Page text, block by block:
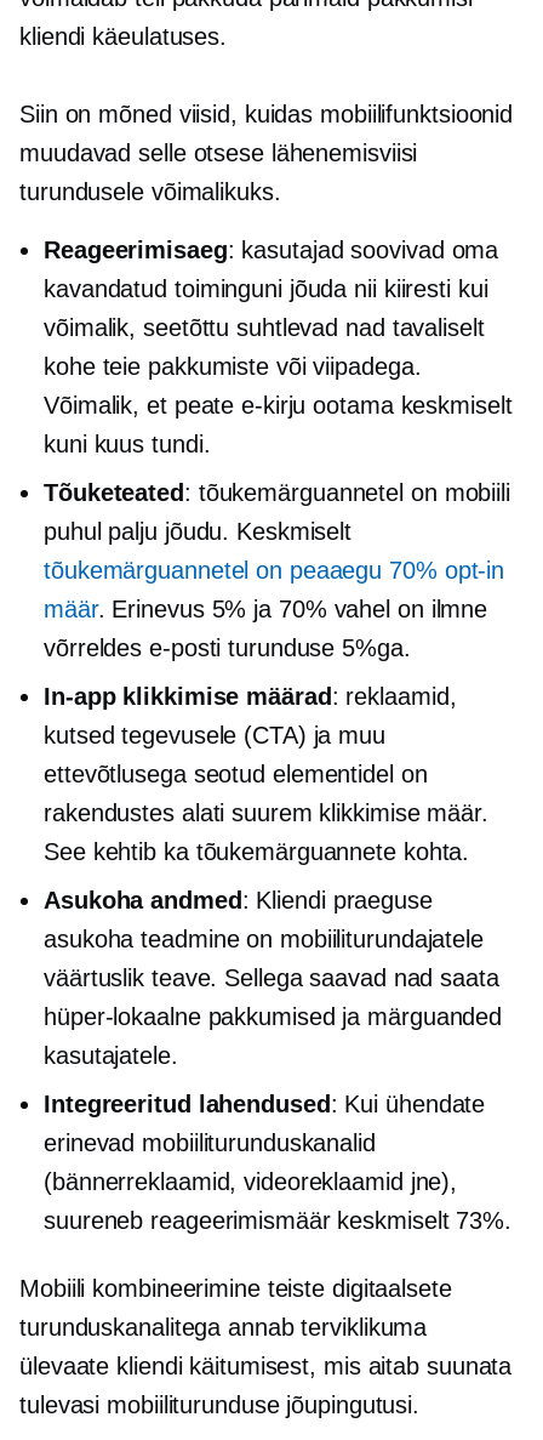
kliendi käeulatuses.
Siin on mõned viisid, kuidas mobiilifunktsioonid
muudavad selle otsese lähenemisviisi
turundusele võimalikuks.
Reageerimisaeg: kasutajad soovivad oma
kavandatud toiminguni jõuda nii kiiresti kui
võimalik, seetõttu suhtlevad nad tavaliselt
kohe teie pakkumiste või viipadega.
Võimalik, et peate e-kirju ootama keskmiselt
kuni kuus tundi.
Tõuketeated: tõukemärguannetel on mobiili
puhul palju jõudu. Keskmiselt
tõukemärguannetel on peaaegu 70% opt-in
määr. Erinevus 5% ja 70% vahel on ilmne
võrreldes e-posti turunduse 5%ga.
In-appklikkimise määrad: reklaamid,
kutsed tegevusele (CTA) ja muu
ettevõtlusega seotud elementidel on
rakendustes alati suurem klikkimise määr.
See kehtib ka tõukemärguannete kohta.
Asukoha andmed: Kliendi praeguse
asukoha teadmine on mobiiliturundajatele
väärtuslik teave. Sellega saavad nad saata
hüper-lokaalnepakkumised ja märguanded
kasutajatele.
Integreeritud lahendused: Kui ühendate
erinevad mobiiliturunduskanalid
(bännerreklaamid, videoreklaamid jne),
suureneb reageerimismäär keskmiselt 73%.
Mobiili kombineerimine teiste digitaalsete
turunduskanalitega annab terviklikuma
ülevaate kliendi käitumisest, mis aitab suunata
tulevasi mobiiliturunduse jõupingutusi.